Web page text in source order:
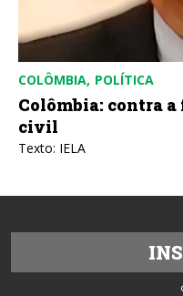
COLÔMBIA POLÍTICA
Colômbia: contra
civil
Texto: IELA